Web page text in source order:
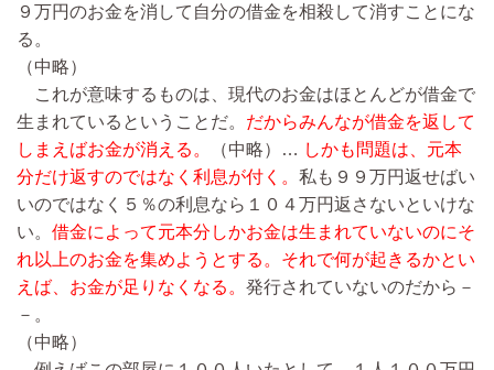
９万円のお金を消して自分の借金を相殺して消すことにな
る。
（中略）
これが意味するものは、現代のお金はほとんどが借金で
生まれているということだ。 だからみんなが借金を返して
しまえばお金が消える。
（中略）… しかも問題は、元本
分だけ返すのではなく利息が付く。 私も９９万円返せばい
いのではなく５％の利息なら１０４万円返さないといけな
い。 借金によって元本分しかお金は生まれていないのにそ
れ以上のお金を集めようとする。それで何が起きるかとい
えば、お金が足りなくなる。 発行されていないのだから－
－。
（中略）